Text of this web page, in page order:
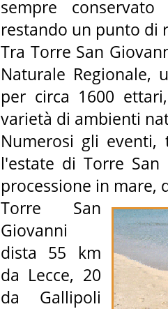
sempre
restando un punto
Tra Torre San
Naturale Regionale,
per circa 1600
varietà di ambienti
Numerosi gli
l'estate di Torre
processione in mare,
Torre San
Giovanni
dista 55 km
da Lecce, 20
da Gallipoli